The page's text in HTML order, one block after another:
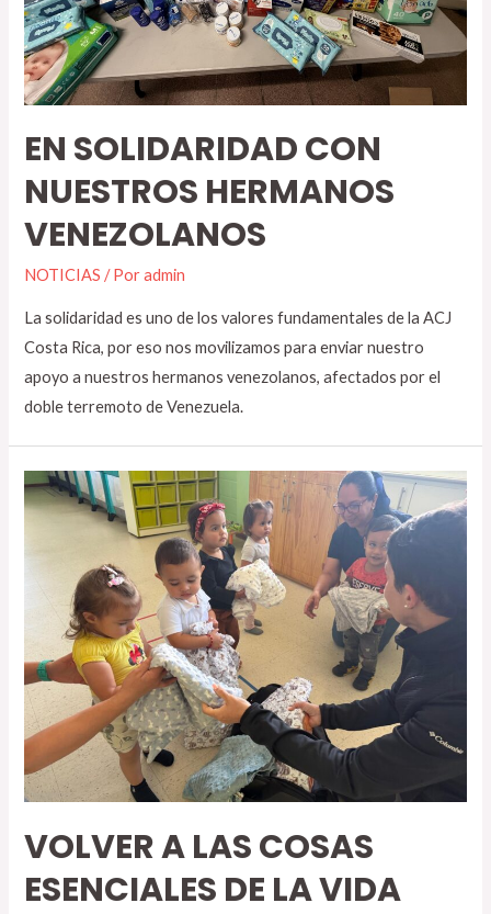
EN SOLIDARIDAD CON
NUESTROS HERMANOS
VENEZOLANOS
NOTICIAS / Poradmin
La solidaridad es uno de los valores fundamentales de la ACJ
Costa Rica, por eso nos movilizamos para enviar nuestro
apoyo a nuestros hermanos venezolanos, afectados por el
doble terremoto de Venezuela.
VOLVER A LAS COSAS
ESENCIALES DE LA VIDA